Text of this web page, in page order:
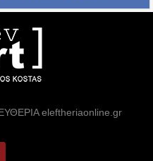
eleftheriaonline.gr